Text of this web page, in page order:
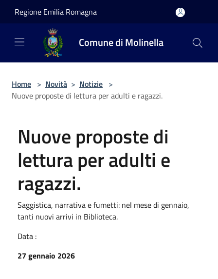
Regione Emilia Romagna
Comune di Molinella
Home > Novità > Notizie >
Nuove proposte di lettura per adulti e ragazzi.
Nuove proposte di
lettura per adulti e
ragazzi.
Saggistica, narrativa e fumetti: nel mese di gennaio,
tanti nuovi arrivi in Biblioteca.
Data :
27 gennaio 2026